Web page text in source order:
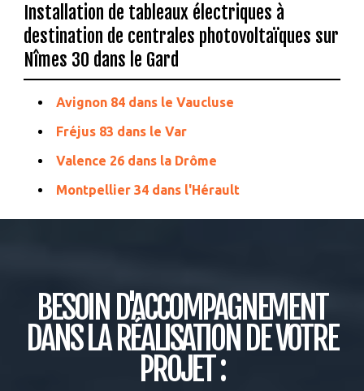
Installation de tableaux électriques à
destination de centrales photovoltaïques sur
Nîmes 30 dans le Gard
Avignon 84 dans le Vaucluse
Fréjus 83 dans le Var
Valence 26 dans la Drôme
Montpellier 34 dans l'Hérault
BESOIN D'ACCOMPAGNEMENT
DANS LA RÉALISATION DE VOTRE
PROJET :